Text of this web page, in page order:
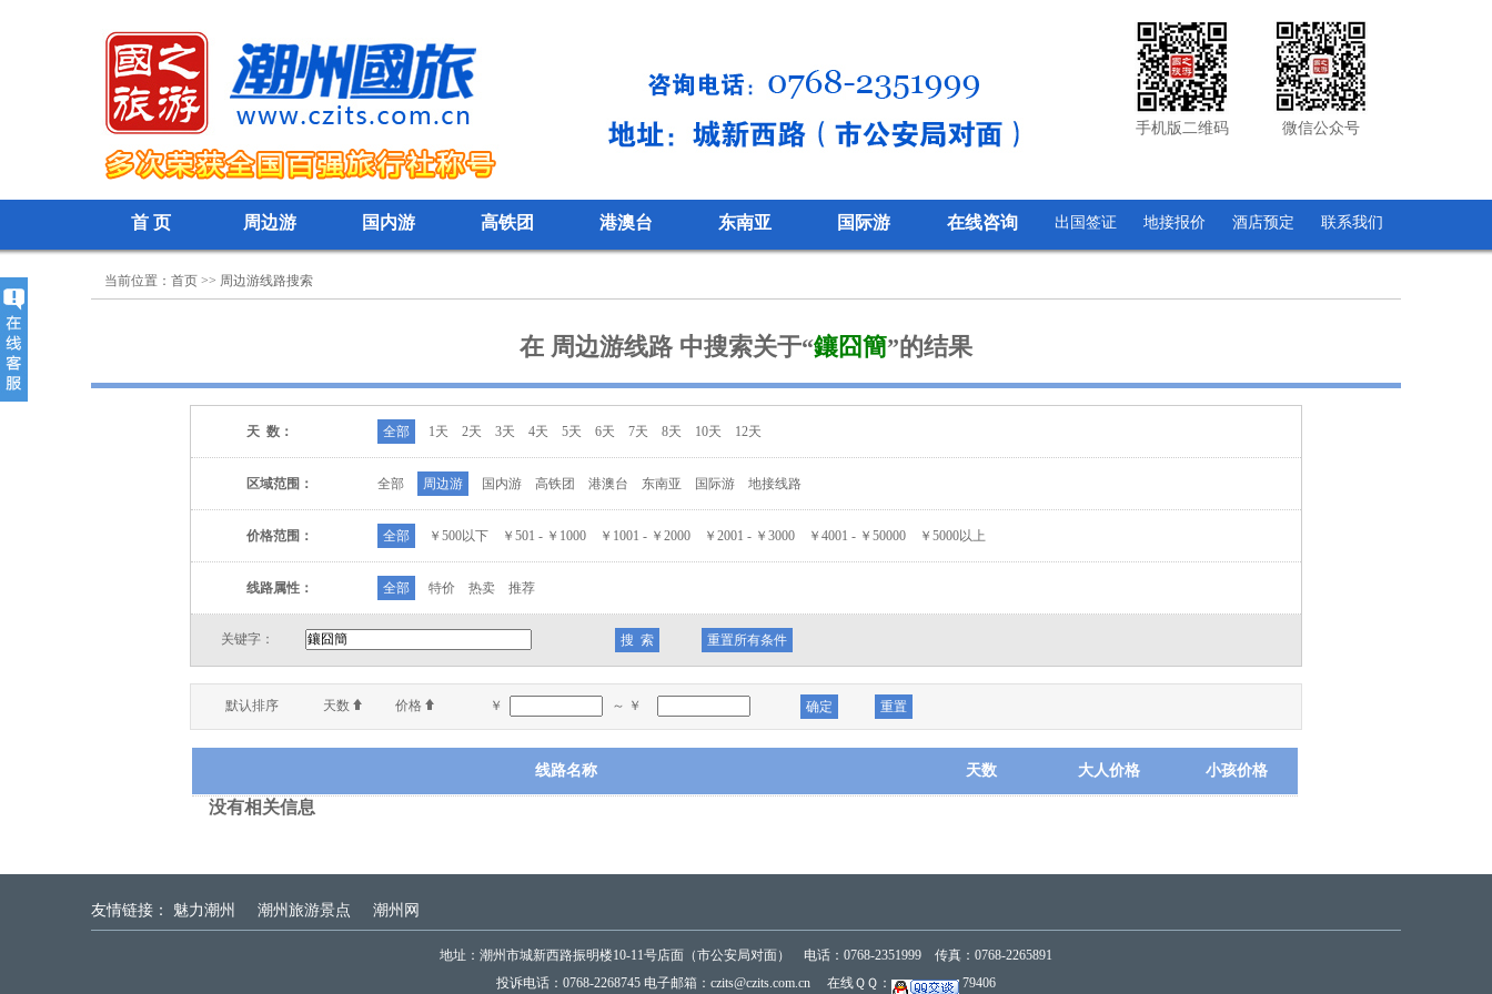
手机版二维码 微信公众号
首 页 周边游 国内游 高铁团 港澳台 东南亚 国际游 在线咨询 出国签证 地接报价 酒店预定 联系我们
当前位置：首页 >> 周边游线路搜索
在 周边游线路 中搜索关于“鑲囧簡”的结果
天 数： 全部 1天 2天 3天 4天 5天 6天 7天 8天 10天 12天
区域范围： 全部 周边游 国内游 高铁团 港澳台 东南亚 国际游 地接线路
价格范围： 全部 ￥500以下 ￥501 - ￥1000 ￥1001 - ￥2000 ￥2001 - ￥3000 ￥4001 - ￥50000 ￥5000以上
线路属性： 全部 特价 热卖 推荐
关键字：
默认排序 天数 价格 ￥ ～ ￥
线路名称 天数 大人价格 小孩价格
没有相关信息
友情链接： 魅力潮州 潮州旅游景点 潮州网
地址：潮州市城新西路振明楼10-11号店面（市公安局对面） 电话：0768-2351999 传真：0768-2265891
投诉电话：0768-2268745 电子邮箱：czits@czits.com.cn 在线ＱＱ：
79406